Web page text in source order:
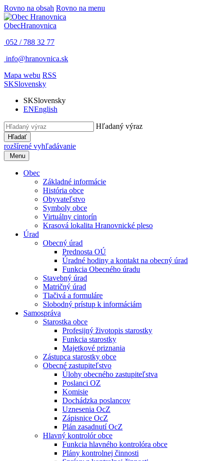
Rovno na obsah Rovno na menu
ObecHranovnica
052 / 788 32 77
info@hranovnica.sk
Mapa webu RSS
SKSlovensky
SKSlovensky
ENEnglish
Hľadaný výraz
Hľadať
rozšírené vyhľadávanie
Menu
Obec
Základné informácie
História obce
Obyvateľstvo
Symboly obce
Virtuálny cintorín
Krasová lokalita Hranovnické pleso
Úrad
Obecný úrad
Prednosta OÚ
Úradné hodiny a kontakt na obecný úrad
Funkcia Obecného úradu
Stavebný úrad
Matričný úrad
Tlačivá a formuláre
Slobodný prístup k informáciám
Samospráva
Starostka obce
Profesijný životopis starostky
Funkcia starostky
Majetkové priznania
Zástupca starostky obce
Obecné zastupiteľstvo
Úlohy obecného zastupiteľstva
Poslanci OZ
Komisie
Dochádzka poslancov
Uznesenia OcZ
Zápisnice OcZ
Plán zasadnutí OcZ
Hlavný kontrolór obce
Funkcia hlavného kontrolóra obce
Plány kontrolnej činnosti